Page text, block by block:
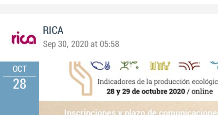
RICA
Sep 30, 2020 at 05:58
OCT
28